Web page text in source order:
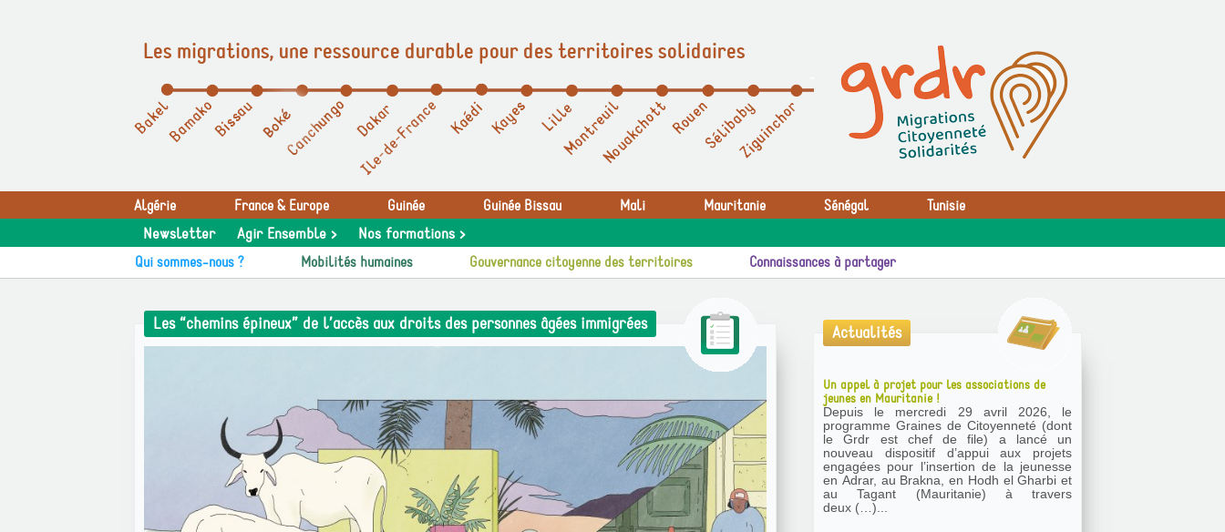
Les migrations, une ressource durable pour des territoires solidaires
Algérie France & Europe Guinée Guinée Bissau Mali Mauritanie Sénégal Tunisie
Newsletter Agir Ensemble > Nos formations >
Qui sommes-nous ? Mobilités humaines Gouvernance citoyenne des territoires Connaissances à partager
Les “chemins épineux” de l’accès aux droits des personnes âgées immigrées Actualités
Un appel à projet pour les associations de
jeunes en Mauritanie !
Depuis le mercredi 29 avril 2026, le
programme Graines de Citoyenneté (dont
le Grdr est chef de file) a lancé un
nouveau dispositif d’appui aux projets
engagées pour l’insertion de la jeunesse
en Adrar, au Brakna, en Hodh el Gharbi et
au Tagant (Mauritanie) à travers
deux (…)...